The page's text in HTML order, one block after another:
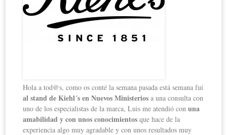
Hola a tod@s, como os conté la semana pasada está semana fuí
al stand de Kiehl´s en Nuevos Ministerios a una consulta con
uno de los especialistas de la marca, Luis me atendió conuna
amabilidad y con unos conocimientosque hace de la
experiencia algo muy agradable y con unos resultados muy